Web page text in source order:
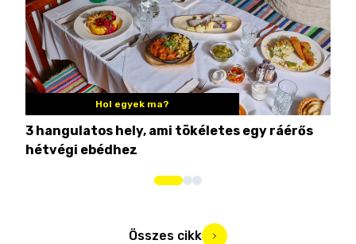
Hol egyek ma?
3 hangulatos hely, ami tökéletes egy ráérős
hétvégi ebédhez
Összes cikk